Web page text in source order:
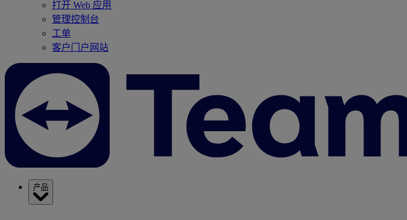
打开 Web 应用
管理控制台
工单
客户门户网站
产品